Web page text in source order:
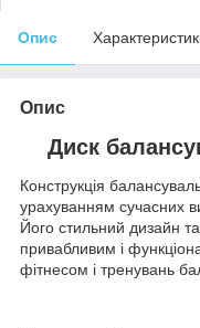
Опис
Опис
Диск
Конструкція
урахуванням сучасних
Його стильний дизайн
привабливим і
фітнесом і тренувань